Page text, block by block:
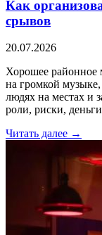
Как
срывов
20.07.2026
Хорошее районное
на громкой
людях на местах и
роли, риски,
Читать далее →